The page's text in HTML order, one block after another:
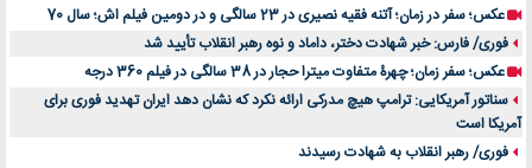
عکس؛ سفر در زمان؛ آتنه فقیه نصیری در 23 سالگی و در دومین فیلم اش؛ سال 70
فوری/ فارس: خبر شهادت دختر، داماد و نوه رهبر انقلاب تأیید شد
عکس؛ سفر زمان؛ چهرۀ متفاوت میترا حجار در 38 سالگی در فیلم 360 درجه
سناتور آمریکایی: ترامپ هیچ مدرکی ارائه نکرد که نشان دهد ایران تهدید فوری برای
آمریکا است
فوری/ رهبر انقلاب به شهادت رسیدند